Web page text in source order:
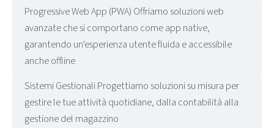
Progressive Web App (PWA) Offriamo soluzioni web
avanzate che si comportano come app native,
garantendo un'esperienza utente fluida e accessibile
anche offline
Sistemi Gestionali Progettiamo soluzioni su misura per
gestire le tue attività quotidiane, dalla contabilità alla
gestione del magazzino